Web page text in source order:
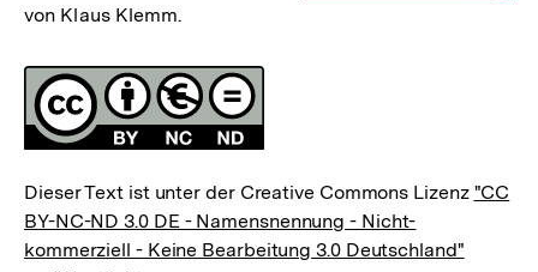
von Klaus Klemm.
Fussnoten
Lizenz
Dieser Text ist unter der Creative Commons Lizenz "CC
BY-NC-ND 3.0 DE - Namensnennung - Nicht-
kommerziell - Keine Bearbeitung 3.0 Deutschland"